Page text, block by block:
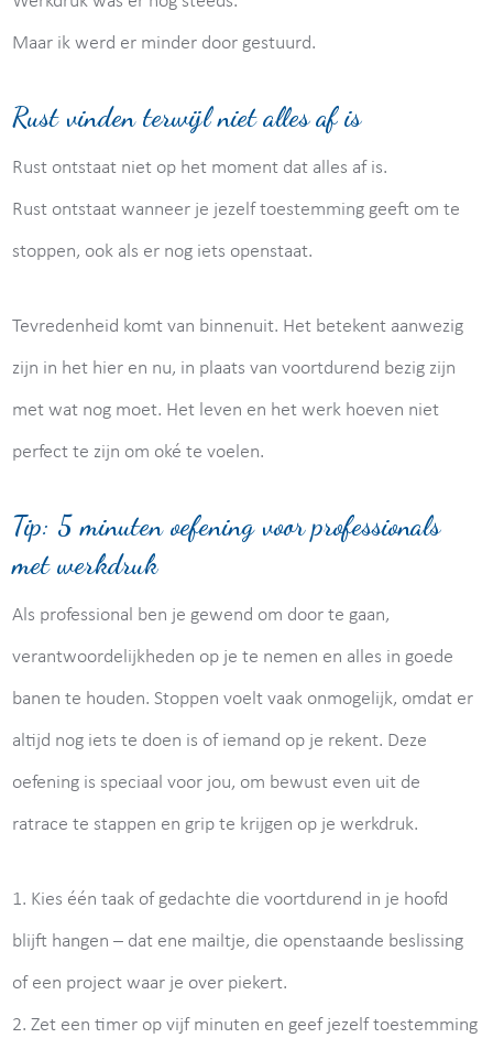
Maar ik werd er minder door gestuurd.
Rust vinden terwijl niet alles af is
Rust ontstaat niet op het moment dat alles af is.
Rust ontstaat wanneer je jezelf toestemming geeft om te
stoppen, ook als er nog iets openstaat.
Tevredenheid komt van binnenuit. Het betekent aanwezig
zijn in het hier en nu, in plaats van voortdurend bezig zijn
met wat nog moet. Het leven en het werk hoeven niet
perfect te zijn om oké te voelen.
Tip: 5 minuten oefening voor professionals
met werkdruk
Als professional ben je gewend om door te gaan,
verantwoordelijkheden op je te nemen en alles in goede
banen te houden. Stoppen voelt vaak onmogelijk, omdat er
altijd nog iets te doen is of iemand op je rekent. Deze
oefening is speciaal voor jou, om bewust even uit de
ratrace te stappen en grip te krijgen op je werkdruk.
1. Kies één taak of gedachte die voortdurend in je hoofd
blijft hangen – dat ene mailtje, die openstaande beslissing
of een project waar je over piekert.
2. Zet een timer op vijf minuten en geef jezelf toestemming